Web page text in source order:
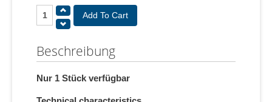
Beschreibung
Nur 1 Stück verfügbar